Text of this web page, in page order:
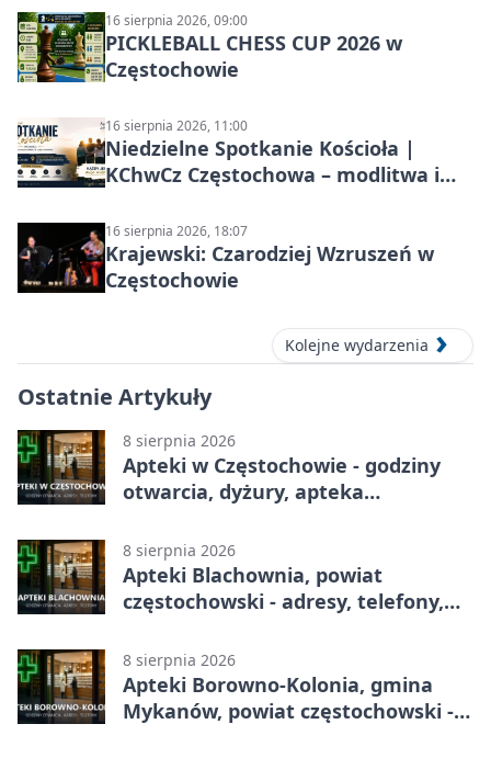
16 sierpnia 2026, 09:00
PICKLEBALL CHESS CUP 2026 w
Częstochowie
16 sierpnia 2026, 11:00
Niedzielne Spotkanie Kościoła |
KChwCz Częstochowa – modlitwa i
16 sierpnia 2026, 18:07
Krajewski: Czarodziej Wzruszeń w
Częstochowie
Kolejne wydarzenia
Ostatnie Artykuły
8 sierpnia 2026
Apteki w Częstochowie - godziny
otwarcia, dyżury, apteka
8 sierpnia 2026
Apteki Blachownia, powiat
częstochowski - adresy, telefony,
8 sierpnia 2026
Apteki Borowno-Kolonia, gmina
Mykanów, powiat częstochowski -